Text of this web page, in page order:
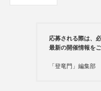
応募される際は、
最新の開催情報を
「登竜門」編集部